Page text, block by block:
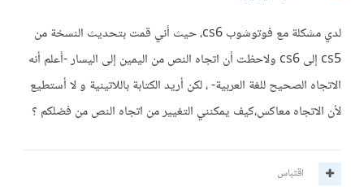
لدي مشكلة مع فوتوشوب cs6، حيث أني قمت بتحديث النسخة من
cs5 إلى cs6 ولاحظت أن اتجاه النص من اليمين إلى اليسار -أعلم أنه
الاتجاه الصحيح للغة العربية- ، لكن أريد الكتابة باللاتينية و لا أستطيع
لأن الاتجاه معاكس،كيف يمكنني التغيير من اتجاه النص من فضلكم ؟
اقتباس